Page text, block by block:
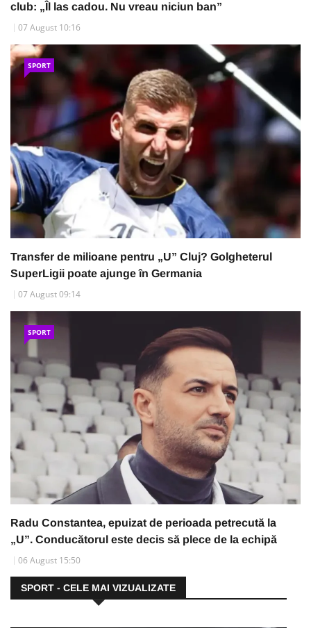
club: „Îl las cadou. Nu vreau niciun ban”
07 August 10:16
SPORT
Transfer de milioane pentru „U” Cluj? Golgheterul
SuperLigii poate ajunge în Germania
07 August 09:14
SPORT
Radu Constantea, epuizat de perioada petrecută la
„U”. Conducătorul este decis să plece de la echipă
06 August 15:50
SPORT - CELE MAI VIZUALIZATE